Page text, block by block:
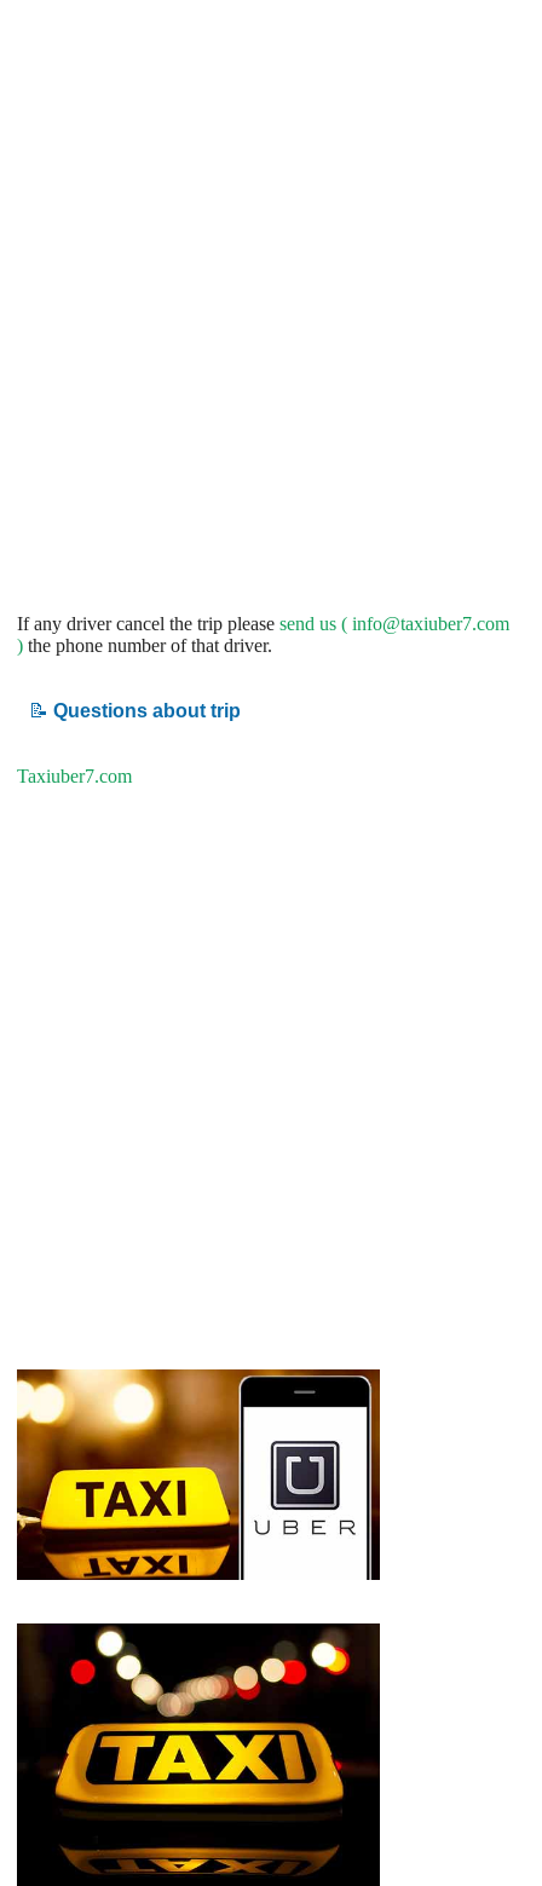
If any driver cancel the trip please send us ( info@taxiuber7.com
) the phone number of that driver.
📝 Questions about trip
Taxiuber7.com